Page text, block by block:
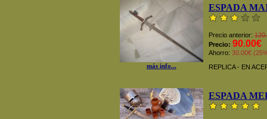
más info...
ESPADA
Precio anterior:
Precio: 90.00€
Ahorro: 30.00€
REPLICA - EN
ESPADA